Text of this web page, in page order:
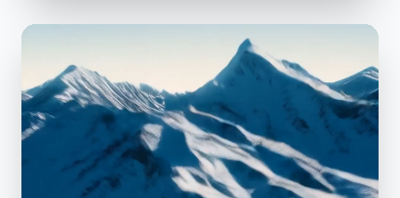
Générateur de Baisers IA
Créez des vidéos de baisers romantiques à
partir de photos